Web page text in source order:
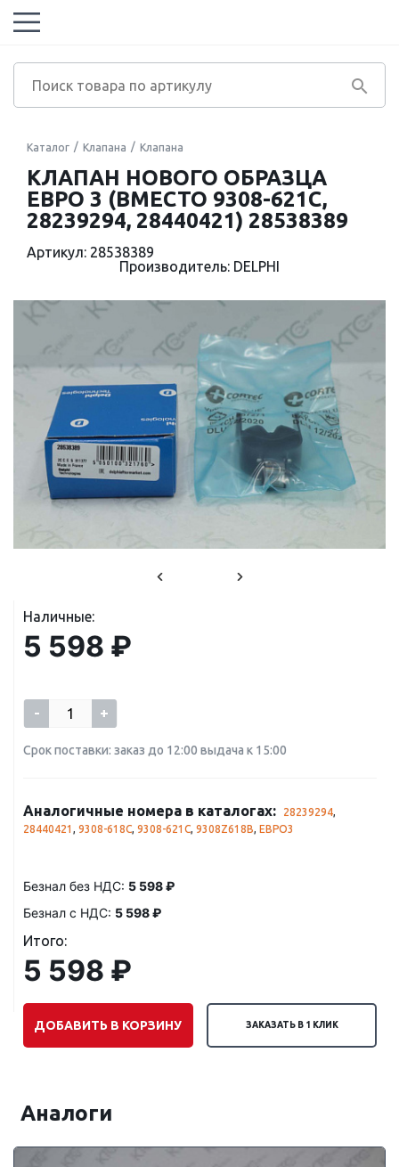
Каталог Клапана Клапана
КЛАПАН НОВОГО ОБРАЗЦА
ЕВРО 3 (ВМЕСТО 9308-621C,
28239294, 28440421) 28538389
Артикул: 28538389
Производитель: DELPHI
Наличные:
5 598 ₽
- +
Срок поставки: заказ до 12:00 выдача к 15:00
Аналогичные номера в каталогах: 28239294,
28440421 , 9308-618C, 9308-621C, 9308Z618B, ЕВРО3
Безнал без НДС: 5 598 ₽
Безнал с НДС: 5 598 ₽
Итого:
5 598 ₽
ДОБАВИТЬ В КОРЗИНУ ЗАКАЗАТЬ В 1 КЛИК
Аналоги